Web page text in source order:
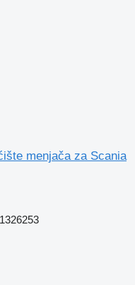
menjača za Scania